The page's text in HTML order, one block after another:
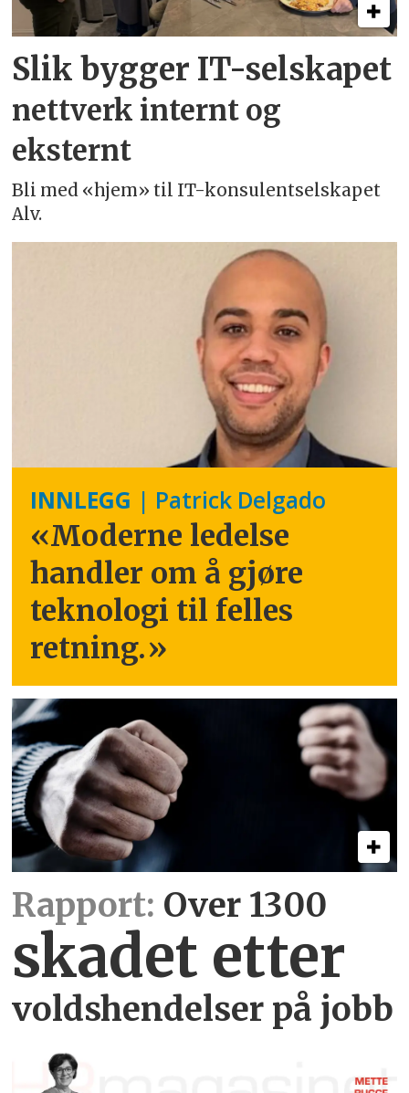
Slik bygger IT-selskapet
nettverk internt og
eksternt
Bli med «hjem» til IT-konsulentselskapet
Alv.
INNLEGG | Patrick Delgado
«Moderne ledelse
handler om å gjøre
teknologi til felles
retning.»
Rapport: Over 1300
skadet etter
voldshendelser på jobb